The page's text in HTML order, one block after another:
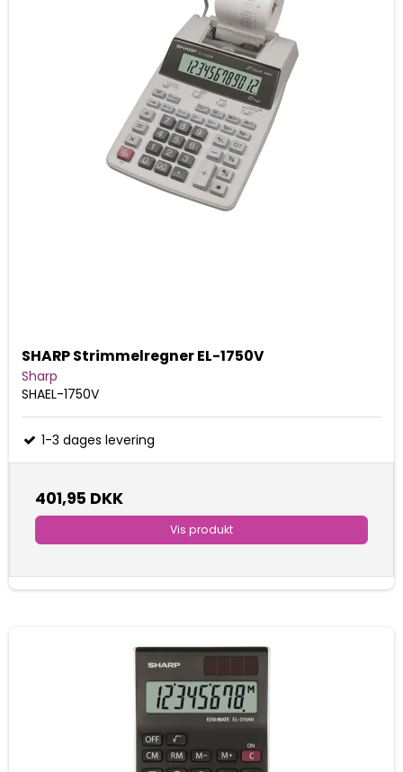
SHARP Strimmelregner EL-1750V
Sharp
SHAEL-1750V
1-3 dages levering
401,95 DKK
Vis produkt